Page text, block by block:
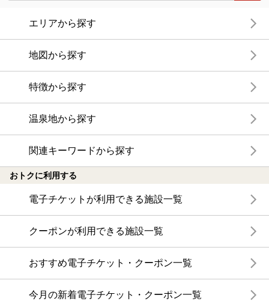
エリアから探す
地図から探す
特徴から探す
温泉地から探す
関連キーワードから探す
おトクに利用する
電子チケットが利用できる施設一覧
クーポンが利用できる施設一覧
おすすめ電子チケット・クーポン一覧
今月の新着電子チケット・クーポン一覧